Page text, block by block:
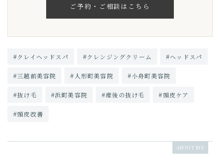
ご予約・ご相談はこちら
#クレイヘッドスパ #クレンジングクリーム #ヘッドスパ
#三越前美容院 #人形町美容院 #小舟町美容院
#抜け毛 #浜町美容院 #産後の抜け毛 #頭皮ケア
#頭皮改善
ABOUT ME